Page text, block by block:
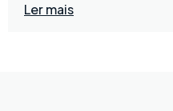
Ler mais